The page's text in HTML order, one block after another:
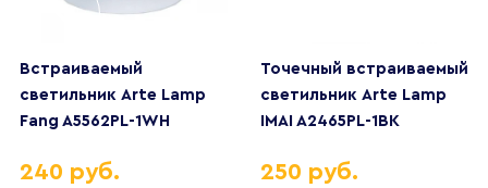
Встраиваемый
светильник Arte Lamp
Fang A5562PL-1WH
240 руб.
Точечный встраиваемый
светильник Arte Lamp
IMAI A2465PL-1BK
250 руб.